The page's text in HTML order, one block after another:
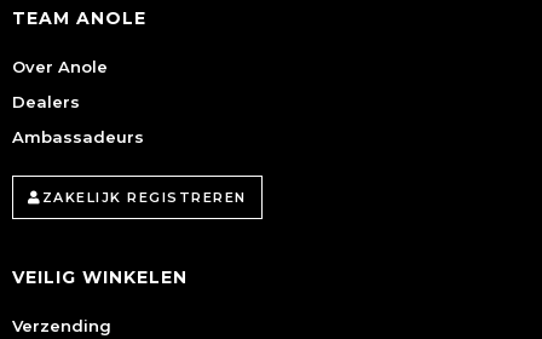
TEAM ANOLE
Over Anole
Dealers
Ambassadeurs
ZAKELIJK REGISTREREN
VEILIG WINKELEN
Verzending